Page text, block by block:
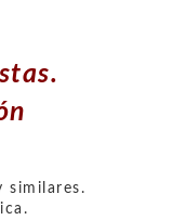
similares.